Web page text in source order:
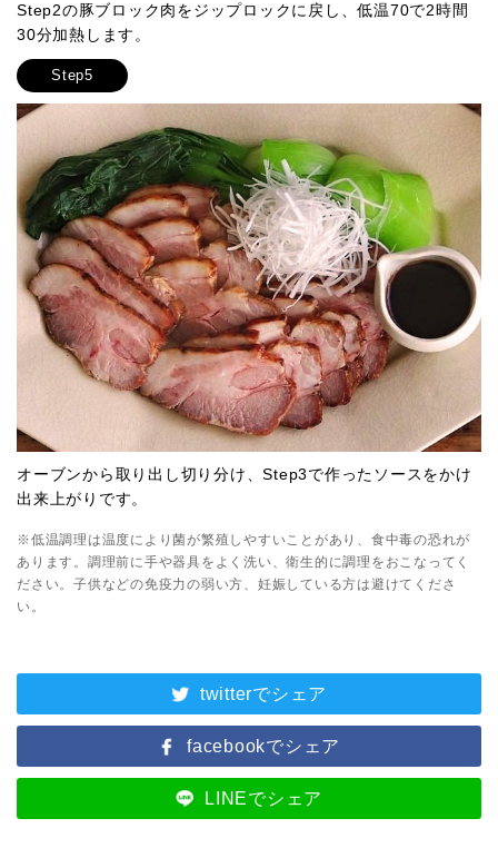
Step2の豚ブロック肉をジップロックに戻し、低温70で2時間
30分加熱します。
Step5
オーブンから取り出し切り分け、Step3で作ったソースをかけ
出来上がりです。
※低温調理は温度により菌が繁殖しやすいことがあり、食中毒の恐れが
あります。調理前に手や器具をよく洗い、衛生的に調理をおこなってく
ださい。子供などの免疫力の弱い方、妊娠している方は避けてくださ
い。
twitterでシェア
facebookでシェア
LINEでシェア